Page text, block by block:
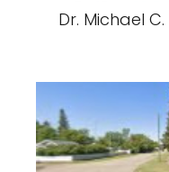
Dr. Michael